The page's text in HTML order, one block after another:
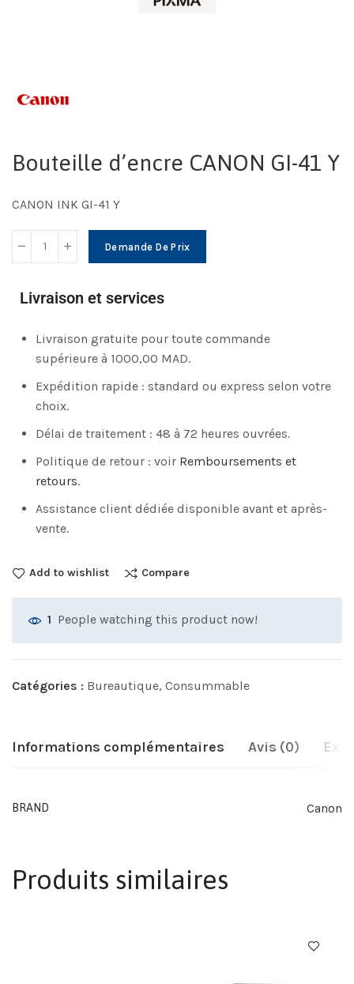
Bouteille d’encre CANON GI-41 Y
CANON INK GI-41 Y
Demande De Prix
Livraison et services
Livraison gratuite pour toute commande
supérieure à 1000,00 MAD.
Expédition rapide : standard ou express selon votre
choix.
Délai de traitement : 48 à 72 heures ouvrées.
Politique de retour : voir Remboursements et
retours.
Assistance client dédiée disponible avant et après-
vente.
Add to wishlist Compare
1 People watching this product now!
Catégories : Bureautique, Consummable
Informations complémentaires Avis (0)
BRAND Canon
Produits similaires